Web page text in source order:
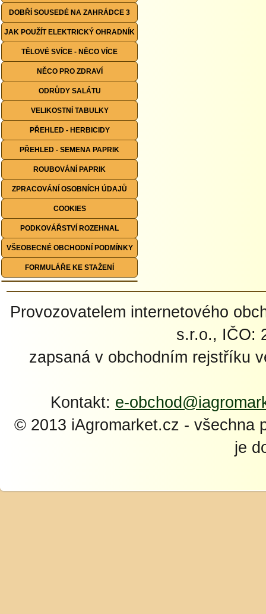
DOBŘÍ SOUSEDÉ NA ZAHRÁDCE 3
JAK POUŽÍT ELEKTRICKÝ OHRADNÍK
TĚLOVÉ SVÍCE - NĚCO VÍCE
NĚCO PRO ZDRAVÍ
ODRŮDY SALÁTU
VELIKOSTNÍ TABULKY
PŘEHLED - HERBICIDY
PŘEHLED - SEMENA PAPRIK
ROUBOVÁNÍ PAPRIK
ZPRACOVÁNÍ OSOBNÍCH ÚDAJŮ
COOKIES
PODKOVÁŘSTVÍ ROZEHNAL
VŠEOBECNÉ OBCHODNÍ PODMÍNKY
FORMULÁŘE KE STAŽENÍ
Provozovatelem internetového
s.r.o., IČO:
zapsaná v obchodním rejstříku
Kontakt: e-
© 2013 iAgromarket.cz - všechna
je